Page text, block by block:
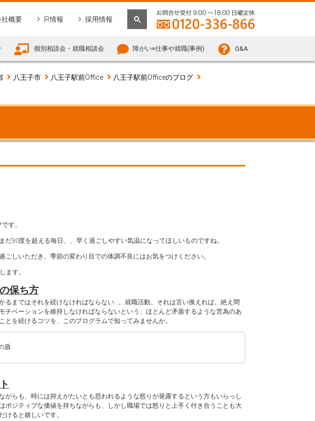
社概要 IR情報 採用情報
個別相談会・就職相談会 障がい×仕事や就職(事例) Q&A
八王子市 八王子駅前Office
八王子駅前Officeのブログ
す。
30度を超える毎日、、早く過ごしやすい気温になってほしいものですね。
しいただき、季節の変わり目での体調不良にはお気をつけください。
ます。
保ち方
るまではそれを続けなければならない…。就職活動、それは言い換えれば、絶え間
チベーションを維持しなければならないという、ほとんど矛盾するような営為のあ
を続けるコツを、このプログラムで知ってみませんか。
盾
がらも、時には抑えがたいとも思われるような怒りが発露するという方もいらっし
ポジティブな価値を持ちながらも、しかし職場では怒りと上手く付き合うことも大
けると嬉しいです。